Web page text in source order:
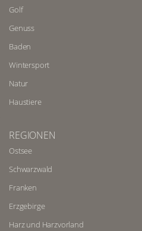
Golf
Genuss
Baden
Wintersport
Natur
Haustiere
REGIONEN
Ostsee
Schwarzwald
Franken
Erzgebirge
Harz und Harzvorland